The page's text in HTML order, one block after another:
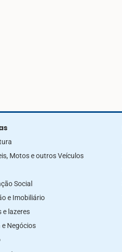
Motos e outros Veículos
Social
e Imobiliário
e lazeres
e Negócios